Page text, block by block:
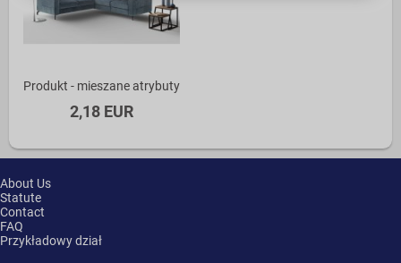
Produkt - mieszane atrybuty
2,18 EUR
About Us
Statute
Contact
FAQ
Przykładowy dział